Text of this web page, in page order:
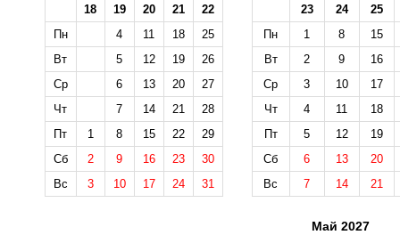
18 19 20 21
22
Пн
4 11 18
25
Вт
5 12 19
26
Ср
6 13 20
27
Чт
7 14 21
28
Пт
1 8 15 22
29
Сб
2 9 16 23
30
Вс
3 10 17 24 31
23 24
25
Пн
1 8
15
Вт
2 9
16
Ср
3 10
17
Чт
4 11
18
Пт
5 12
19
Сб
6 13
20
Вс
7 14 21
Май 2027